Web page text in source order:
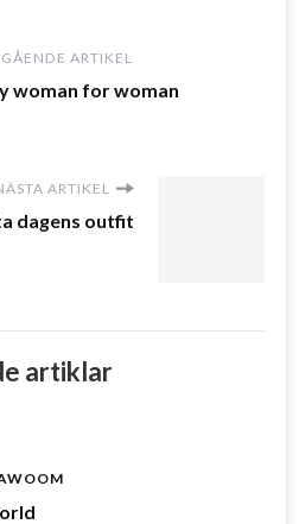
ARTIKEL
woman for woman
ARTIKEL
dagens outfit
artiklar